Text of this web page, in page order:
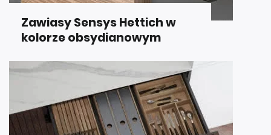
Zawiasy Sensys Hettich w
kolorze obsydianowym